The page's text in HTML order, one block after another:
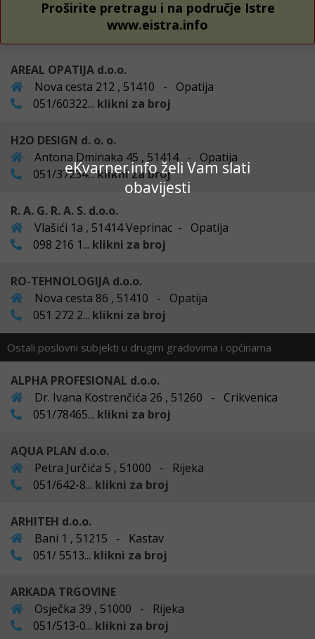
eKvarner.info želi Vam slati
obavijesti
Proširite pretragu i na područje Istre
www.eistra.info
AREAL OPATIJA d.o.o.
Nova cesta 212 , 51410 - Opatija
051/60322... klikni za broj
H2O DESIGN d. o. o.
Antona Dminaka 45 , 51414 - Opatija
051/37234...klikni za broj
R. A. G. R. A. S. d.o.o.
Vlašići 1a , 51414 Veprinac - Opatija
098 216 1... klikni za broj
RO-TEHNOLOGIJA d.o.o.
Nova cesta 86 , 51410 - Opatija
051 272 2... klikni za broj
Ostali poslovni subjekti u drugim gradovima i općinama
ALPHA PROFESIONAL d.o.o.
Dr. Ivana Kostrenčića 26 , 51260 - Crikvenica
051/78465... klikni za broj
AQUA PLAN d.o.o.
Petra Jurčića 5 , 51000 - Rijeka
051/642-8... klikni za broj
ARHITEH d.o.o.
Bani 1 , 51215 - Kastav
051/ 5513... klikni za broj
ARKADA TRGOVINE
Osječka 39 , 51000 - Rijeka
051/513-0... klikni za broj